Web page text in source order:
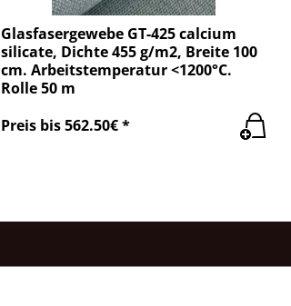
Glasfasergewebe GT-425 calcium
silicate, Dichte 455 g/m2, Breite 100
cm. Arbeitstemperatur <1200°C.
Rolle 50 m
Preis bis 562.50€ *